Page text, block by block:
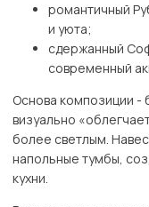
романтичный
и уюта;
сдержанный
современный
Основа композиции -
визуально
более светлым.
напольные тумбы,
кухни.